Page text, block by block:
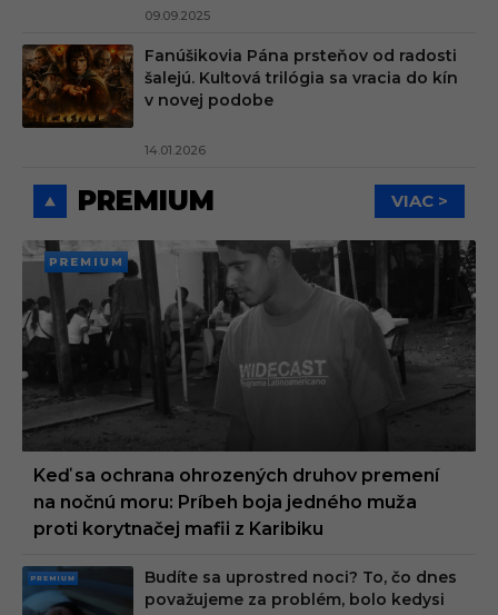
09.09.2025
Fanúšikovia Pána prsteňov od radosti
šalejú. Kultová trilógia sa vracia do kín
v novej podobe
14.01.2026
PREMIUM VIAC >
PREMI
UM
Keď sa ochrana ohrozených druhov premení
na nočnú moru: Príbeh boja jedného muža
proti korytnačej mafii z Karibiku
PRE
Budíte sa uprostred noci? To, čo dnes
považujeme za problém, bolo kedysi